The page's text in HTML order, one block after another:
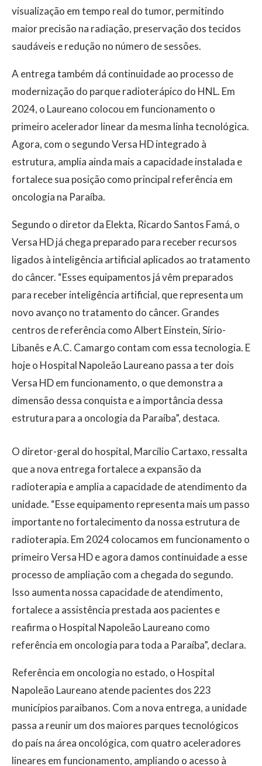
visualização em tempo real do tumor, permitindo
maior precisão na radiação, preservação dos tecidos
saudáveis e redução no número de sessões.
A entrega também dá continuidade ao processo de
modernização do parque radioterápico do HNL. Em
2024, o Laureano colocou em funcionamento o
primeiro acelerador linear da mesma linha tecnológica.
Agora, com o segundo Versa HD integrado à
estrutura, amplia ainda mais a capacidade instalada e
fortalece sua posição como principal referência em
oncologia na Paraíba.
Segundo o diretor da Elekta, Ricardo Santos Famá, o
Versa HD já chega preparado para receber recursos
ligados à inteligência artificial aplicados ao tratamento
do câncer. “Esses equipamentos já vêm preparados
para receber inteligência artificial, que representa um
novo avanço no tratamento do câncer. Grandes
centros de referência como Albert Einstein, Sírio-
Libanês e A.C. Camargo contam com essa tecnologia. E
hoje o Hospital Napoleão Laureano passa a ter dois
Versa HD em funcionamento, o que demonstra a
dimensão dessa conquista e a importância dessa
estrutura para a oncologia da Paraíba”, destaca.
O diretor-geral do hospital, Marcílio Cartaxo, ressalta
que a nova entrega fortalece a expansão da
radioterapia e amplia a capacidade de atendimento da
unidade. “Esse equipamento representa mais um passo
importante no fortalecimento da nossa estrutura de
radioterapia. Em 2024 colocamos em funcionamento o
primeiro Versa HD e agora damos continuidade a esse
processo de ampliação com a chegada do segundo.
Isso aumenta nossa capacidade de atendimento,
fortalece a assistência prestada aos pacientes e
reafirma o Hospital Napoleão Laureano como
referência em oncologia para toda a Paraíba”, declara.
Referência em oncologia no estado, o Hospital
Napoleão Laureano atende pacientes dos 223
municípios paraibanos. Com a nova entrega, a unidade
passa a reunir um dos maiores parques tecnológicos
do país na área oncológica, com quatro aceleradores
lineares em funcionamento, ampliando o acesso à